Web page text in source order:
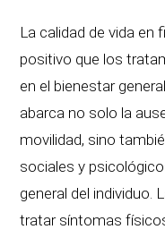
La calidad de vida en
positivo que los
en el bienestar
abarca no solo la
movilidad, sino
sociales y
general del individuo.
tratar síntomas